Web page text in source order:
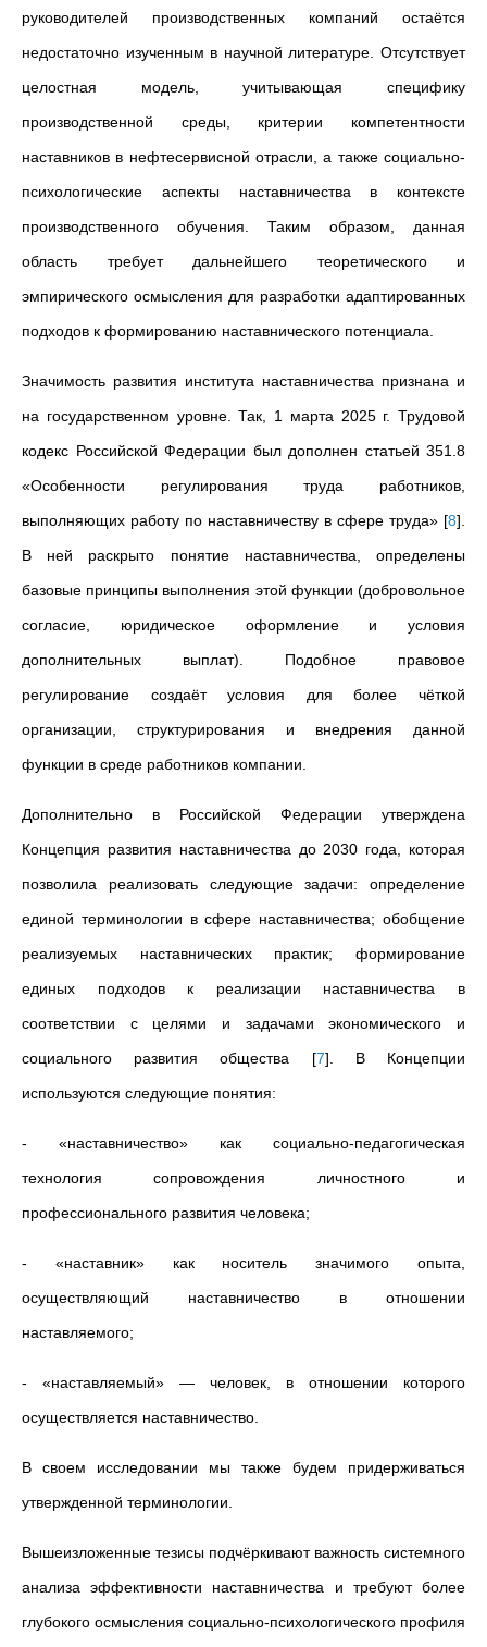
руководителей производственных компаний остаётся
недостаточно изученным в научной литературе. Отсутствует
целостная модель, учитывающая специфику
производственной среды, критерии компетентности
наставников в нефтесервисной отрасли, а также социально-
психологические аспекты наставничества в контексте
производственного обучения. Таким образом, данная
область требует дальнейшего теоретического и
эмпирического осмысления для разработки адаптированных
подходов к формированию наставнического потенциала.
Значимость развития института наставничества признана и
на государственном уровне. Так, 1 марта 2025 г. Трудовой
кодекс Российской Федерации был дополнен статьей 351.8
«Особенности регулирования труда работников,
выполняющих работу по наставничеству в сфере труда» [8]
В ней раскрыто понятие наставничества, определены
базовые принципы выполнения этой функции (добровольное
согласие, юридическое оформление и условия
дополнительных выплат). Подобное правовое
регулирование создаёт условия для более чёткой
организации, структурирования и внедрения данной
функции в среде работников компании.
Дополнительно в Российской Федерации утверждена
Концепция развития наставничества до 2030 года, которая
позволила реализовать следующие задачи: определение
единой терминологии в сфере наставничества; обобщение
реализуемых наставнических практик; формирование
единых подходов к реализации наставничества в
соответствии с целями и задачами экономического и
социального развития общества [7] . В Концепции
используются следующие понятия:
- «наставничество» как социально-педагогическая
технология сопровождения личностного и
профессионального развития человека;
- «наставник» как носитель значимого опыта,
осуществляющий наставничество в отношении
наставляемого;
- «наставляемый» — человек, в отношении которого
осуществляется наставничество.
В своем исследовании мы также будем придерживаться
утвержденной терминологии.
Вышеизложенные тезисы подчёркивают важность системного
анализа эффективности наставничества и требуютболее
глубокого осмысления социально-психологического профиля